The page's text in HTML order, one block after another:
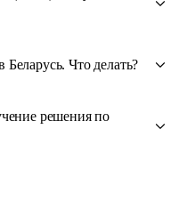
Что делать?
решения по